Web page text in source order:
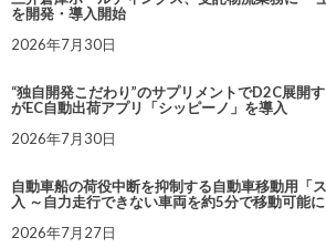
を開発・導入開始
2026年7月30日
“独自開発こだわり”のサプリメントでD2C展開
がEC自動出荷アプリ「シッピーノ」を導入
2026年7月30日
自動車船の荷役中断を抑制する自動車移動用「
入 ～自力走行できない車両を約5分で移動可能に
2026年7月27日